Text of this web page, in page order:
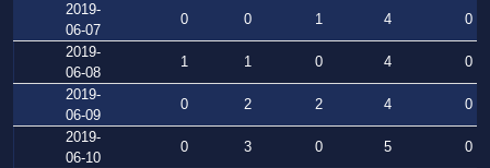
2019-
06-07
0 0 1 4
0
2019-
06-08
1 1 0 4
0
2019-
06-09
0 2 2 4
0
2019-
06-10
0 3 0 5
0